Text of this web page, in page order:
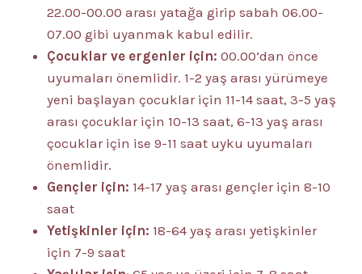
22.00-00.00 arası yatağa girip sabah 06.00-
07.00 gibi uyanmak kabul edilir.
Çocuklar ve ergenler için: 00.00’dan önce
uyumaları önemlidir. 1-2 yaş arası yürümeye
yeni başlayan çocuklar için 11-14 saat, 3-5 yaş
arası çocuklar için 10-13 saat, 6-13 yaş arası
çocuklar için ise 9-11 saat uyku uyumaları
önemlidir.
Gençler için: 14-17 yaş arası gençler için 8-10
saat
Yetişkinler için: 18-64 yaş arası yetişkinler
için 7-9 saat